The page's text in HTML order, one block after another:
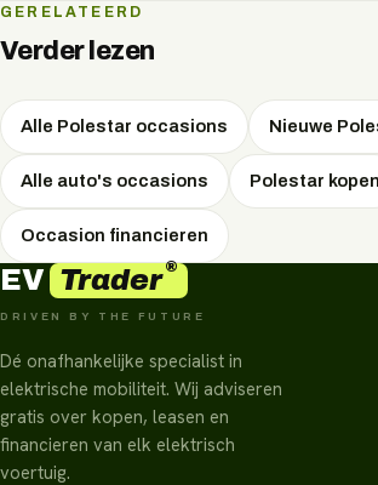
Dat kan ook. Bekijk de nieuwe Polestar 5
specificaties en lease- en koopopties op
GERELATEERD
Verder lezen
Alle Polestar occasions Nieuwe
Alle auto's occasions Polestar kopen
Occasion financieren
EV Trader®
DRIVEN BY THE FUTURE
Dé onafhankelijke specialist in
elektrische mobiliteit. Wij adviseren
gratis over kopen, leasen en
financieren van elk elektrisch
voertuig.